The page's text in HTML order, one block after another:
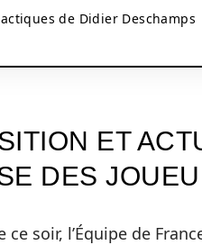
de Didier Deschamps
ET
DES
ce soir, l’Équipe de